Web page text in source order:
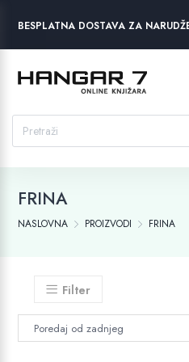
BESPLATNA DOSTAVA ZA
FRINA
NASLOVNA PROIZVODI FRINA
Filter